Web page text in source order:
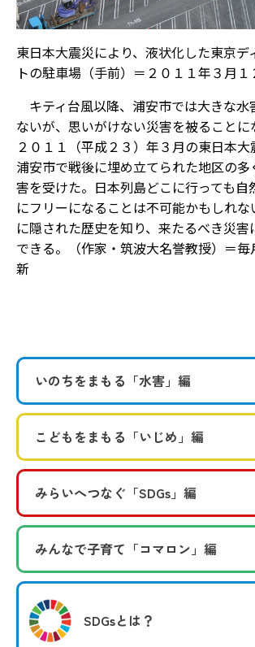
東日本大震災により、液状化した東京デ
トの駐車場（手前）＝２０１１年３月１
キティ台風以降、浦安市では大きな水
ないが、思いがけない災害を被ること
２０１１（平成２３）年３月の東日本大
浦安市で戦後に埋め立てられた地区の
害を受けた。日本列島どこに行っても自
にフリーになることは不可能かもしれ
に隠された歴史を知り、来たるべき災害
できる。（作家・筑波大名誉教授）＝
新
いのちをまもる 「水害」編
こどもをまもる 「いじめ」編
みらいへつなぐ 「SDGs」編
みんなで子育て 「コマロン」編
SDGsとは？